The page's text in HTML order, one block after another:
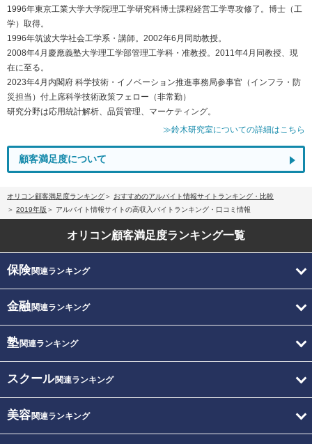
1996年東京工業大学大学院理工学研究科博士課程経営工学専攻修了。博士（工
学）取得。
1996年筑波大学社会工学系・講師。2002年6月同助教授。
2008年4月慶應義塾大学理工学部管理工学科・准教授。2011年4月同教授、現
在に至る。
2023年4月内閣府 科学技術・イノベーション推進事務局参事官（インフラ・防
災担当）付上席科学技術政策フェロー（非常勤）
研究分野は応用統計解析、品質管理、マーケティング。
≫鈴木研究室についての詳細はこちら
顧客満足度について
オリコン顧客満足度ランキング
おすすめのアルバイト情報サイトランキング・比較
2019年版
アルバイト情報サイトの高収入バイトランキング・口コミ情報
オリコン顧客満足度ランキング一覧
保険関連ランキング
金融関連ランキング
塾関連ランキング
スクール関連ランキング
美容関連ランキング